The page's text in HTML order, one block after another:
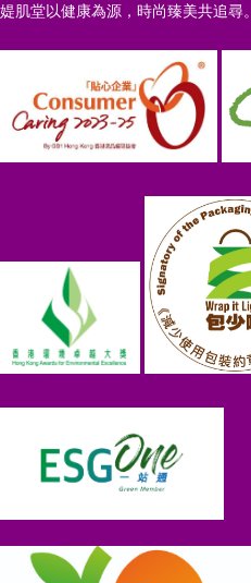
媞肌堂以健康為源，時尚臻美共追尋。